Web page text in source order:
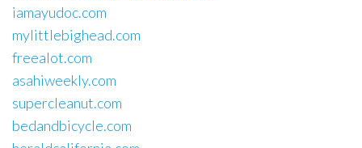
iamayudoc.com
mylittlebighead.com
freealot.com
asahiweekly.com
supercleanut.com
bedandbicycle.com